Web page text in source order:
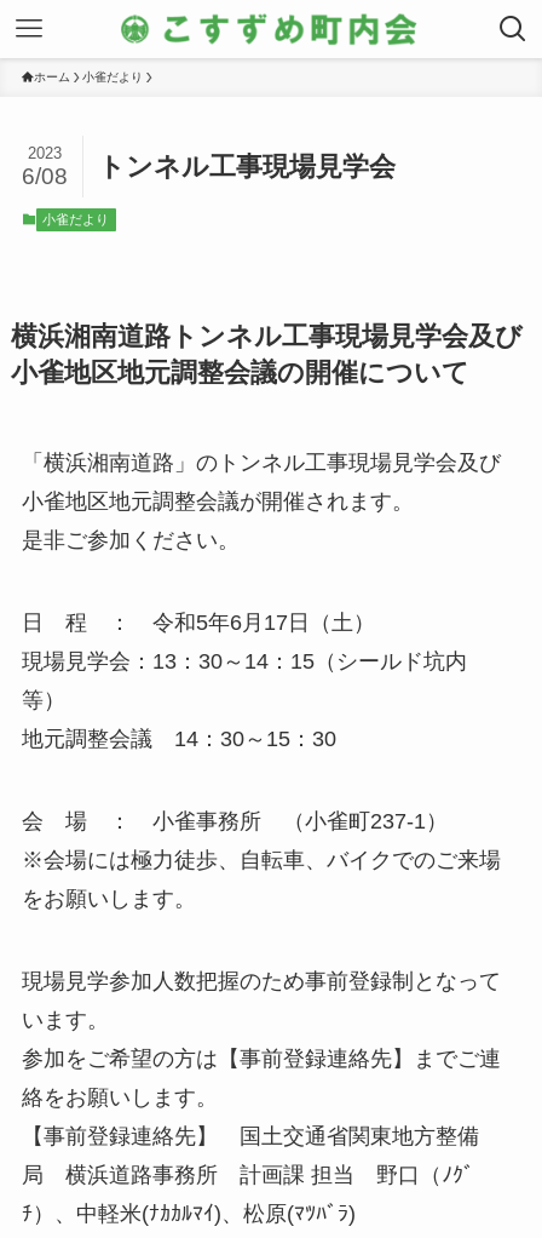
ホーム 小雀だより
トンネル工事現場見学会
2023
6/08
小雀だより
横浜湘南道路トンネル工事現場見学会及び
小雀地区地元調整会議の開催について
「横浜湘南道路」のトンネル工事現場見学会及び
小雀地区地元調整会議が開催されます。
是非ご参加ください。
日 程 ： 令和5年6月17日（土）
現場見学会：13：30～14：15（シールド坑内
等）
地元調整会議 14：30～15：30
会 場 ： 小雀事務所 （小雀町237-1）
※会場には極力徒歩、自転車、バイクでのご来場
をお願いします。
現場見学参加人数把握のため事前登録制となって
います。
参加をご希望の方は【事前登録連絡先】までご連
絡をお願いします。
【事前登録連絡先】 国土交通省関東地方整備
局 横浜道路事務所 計画課 担当 野口（ﾉｸﾞ
ﾁ）、中軽米(ﾅｶｶﾙﾏｲ)、松原(ﾏﾂﾊﾞﾗ)